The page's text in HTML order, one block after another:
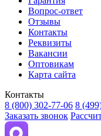
Вопрос-ответ
Отзывы
Контакты
Реквизиты
Вакансии
Оптовикам
Карта сайта
Контакты
8 (800) 302-77-06 8
Заказать звонок